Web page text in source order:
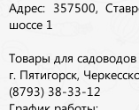
Адрес: 357500,
шоссе 1
Товары для садоводов
г. Пятигорск,
(8793) 38-33-12
График работы: